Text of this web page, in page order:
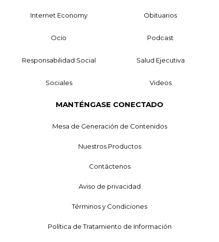
Internet Economy Obituarios
Ocio Podcast
Responsabilidad Social Salud Ejecutiva
Sociales Videos
MANTÉNGASE CONECTADO
Mesa de Generación de Contenidos
Nuestros Productos
Contáctenos
Aviso de privacidad
Términos y Condiciones
Política de Tratamiento de Información